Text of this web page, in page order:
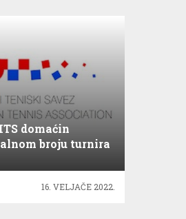
domaćin
broju turnira
16. VELJAČE 2022.